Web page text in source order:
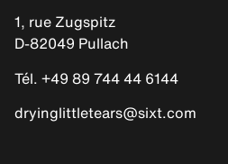
1, rue Zugspitz
D-82049 Pullach
Tél. +49 89 744 44 6144
dryinglittletears@sixt.com